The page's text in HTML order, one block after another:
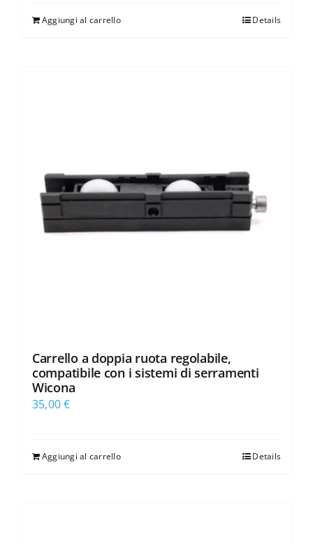
Aggiungi al carrello Details
Carrello a doppia ruota regolabile,
compatibile con i sistemi di serramenti
Wicona
35,00€
Aggiungi al carrello Details